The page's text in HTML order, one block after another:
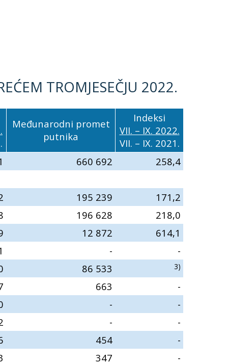
TROMJESEČJU 2022.
Međunarodni promet
putnika
Indeksi
VII. – IX. 2022.
VII. – IX. 2021.
660 692 258,4
195 239
171,2
196 628
218,0
12 872
614,1
-
-
86 533 3)
663
-
-
-
-
-
454
-
347 -